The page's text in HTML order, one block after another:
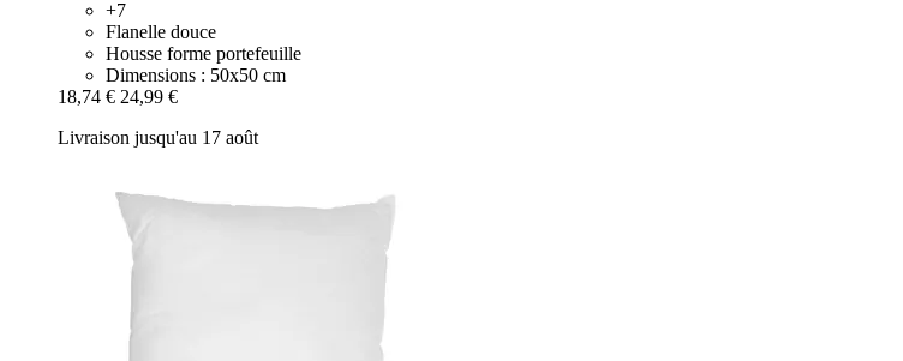
+7
Flanelle douce
Housse forme portefeuille
Dimensions : 50x50 cm
18,74 € 24,99 €
Livraison jusqu'au 17 août